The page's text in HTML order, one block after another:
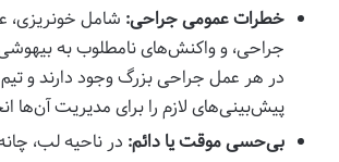
خطرات عمومی جراحی: شامل خونریزی،
جراحی، و واکنش‌های نامطلوب به
در هر عمل جراحی بزرگ وجود دارند و
پیش‌بینی‌های لازم را برای مدیریت آن‌ها
بی‌حسی موقت یا دائم: در ناحیه لب،